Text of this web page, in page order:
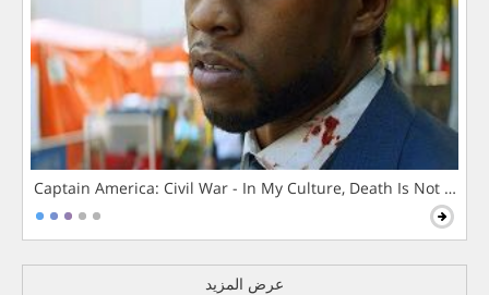
Captain America: Civil War - In My Culture, Death Is Not The
عرض المزيد